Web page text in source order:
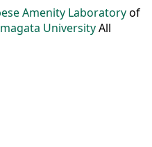
Amenity Laboratoryof
UniversityAll